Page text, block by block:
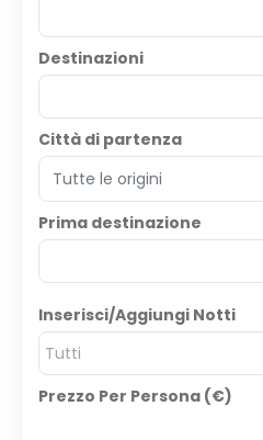
Destinazioni
Città di partenza
Prima destinazione
Inserisci/Aggiungi Notti
Tutti
Prezzo Per Persona (€)